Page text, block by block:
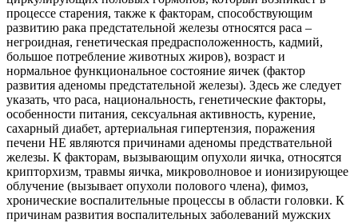
процессе старения, также к факторам, способствующим
развитию рака предстательной железы относятся раса –
негроидная, генетическая предрасположенность, кадмий,
большое потребление животных жиров), возраст и
нормальное функциональное состояние яичек (фактор
развития аденомы предстательной железы). Здесь же следует
указать, что раса, национальность, генетические факторы,
особенности питания, сексуальная активность, курение,
сахарный диабет, артериальная гипертензия, поражения
печени НЕ являются причинами аденомы предствательной
железы. К факторам, вызывающим опухоли яичка, относятся
крипторхизм, травмы яичка, микроволновое и ионизирующее
облучение (вызывает опухоли полового члена), фимоз,
хронические воспалительные процессы в области головки. К
причинам развития воспалительных заболеваний мужских